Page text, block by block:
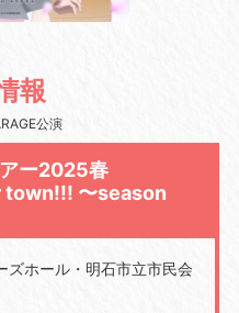
報
公演
ー2025春
town!!! 〜season
ホール・明石市立市民会